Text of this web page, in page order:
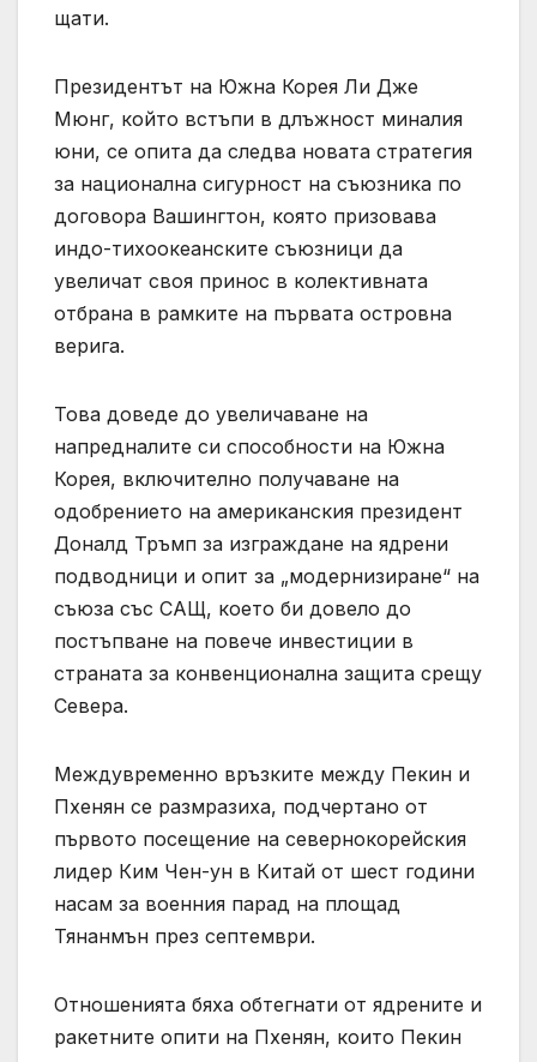
щати.
Президентът на Южна Корея Ли Дже
Мюнг, който встъпи в длъжност миналия
юни, се опита да следва новата стратегия
за национална сигурност на съюзника по
договора Вашингтон, която призовава
индо-тихоокеанските съюзници да
увеличат своя принос в колективната
отбрана в рамките на първата островна
верига.
Това доведе до увеличаване на
напредналите си способности на Южна
Корея, включително получаване на
одобрението на американския президент
Доналд Тръмп за изграждане на ядрени
подводници и опит за „модернизиране“ на
съюза със САЩ, което би довело до
постъпване на повече инвестиции в
страната за конвенционална защита срещу
Севера.
Междувременно връзките между Пекин и
Пхенян се размразиха, подчертано от
първото посещение на севернокорейския
лидер Ким Чен-ун в Китай от шест години
насам за военния парад на площад
Тянанмън през септември.
Отношенията бяха обтегнати от ядрените и
ракетните опити на Пхенян, които Пекин